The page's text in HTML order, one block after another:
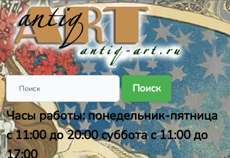
Поиск
Часы работы: понедельник-пятница
с 11:00 до 20:00 суббота с 11:00 до
17:00